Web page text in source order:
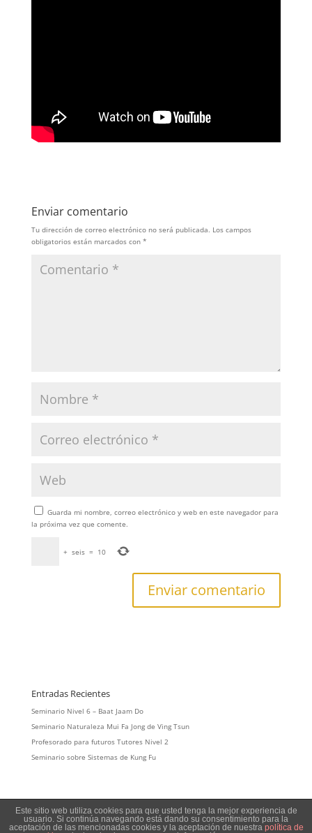
Enviar comentario
Tu dirección de correo electrónico no será publicada. Los campos
obligatorios están marcados con *
Guarda mi nombre, correo electrónico y web en este navegador para
la próxima vez que comente.
+ seis = 10
Entradas Recientes
Seminario Nivel 6 – Baat Jaam Do
Seminario Naturaleza Mui Fa Jong de Ving Tsun
Profesorado para futuros Tutores Nivel 2
Seminario sobre Sistemas de Kung Fu
Este sitio web utiliza cookies para que usted tenga la mejor experiencia de
usuario. Si continúa navegando está dando su consentimiento para la
aceptación de las mencionadas cookies y la aceptación de nuestra política de